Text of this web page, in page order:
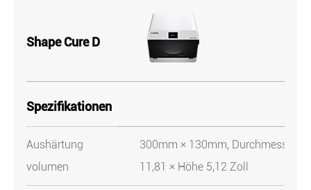
Shape Cure D
Spezifikationen
Aushärtung
volumen
300mm × 130mm, Durchmesser
11,81 × Höhe 5,12 Zoll